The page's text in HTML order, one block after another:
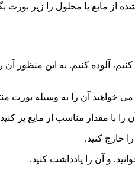
از مایع یا محلول را زیر بورت
خواهید آن را به وسیله بورت
با مقدار مناسب از مایع پر
خارج کنید.
و آن را یادداشت کنید.